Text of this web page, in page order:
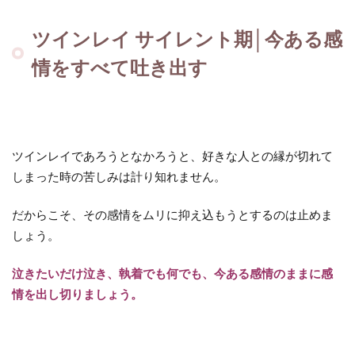
ツインレイ サイレント期│今ある感
情をすべて吐き出す
ツインレイであろうとなかろうと、好きな人との縁が切れて
しまった時の苦しみは計り知れません。
だからこそ、その感情をムリに抑え込もうとするのは止めま
しょう。
泣きたいだけ泣き、執着でも何でも、今ある感情のままに感
情を出し切りましょう。